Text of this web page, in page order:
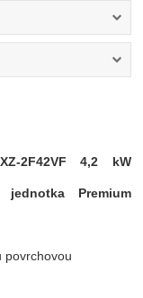
2F42VF 4,2 kW
Premium
povrchovou